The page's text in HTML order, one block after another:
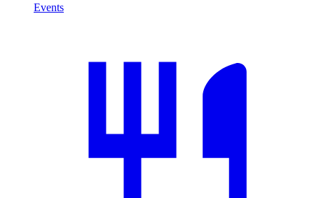
Events